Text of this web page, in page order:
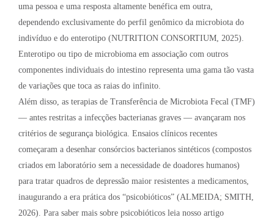
uma pessoa e uma resposta altamente benéfica em outra,
dependendo exclusivamente do perfil genômico da microbiota do
indivíduo e do enterotipo (NUTRITION CONSORTIUM, 2025).
Enterotipo ou tipo de microbioma em associação com outros
componentes individuais do intestino representa uma gama tão vasta
de variações que toca as raias do infinito.
Além disso, as terapias de Transferência de Microbiota Fecal (TMF)
— antes restritas a infecções bacterianas graves — avançaram nos
critérios de segurança biológica. Ensaios clínicos recentes
começaram a desenhar consórcios bacterianos sintéticos (compostos
criados em laboratório sem a necessidade de doadores humanos)
para tratar quadros de depressão maior resistentes a medicamentos,
inaugurando a era prática dos “psicobióticos” (ALMEIDA; SMITH,
2026). Para saber mais sobre psicobióticos leia nosso artigo